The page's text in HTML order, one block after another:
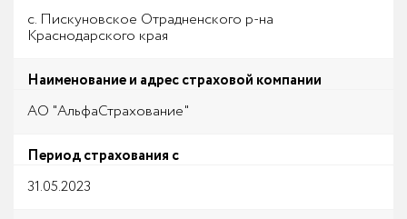
с. Пискуновское Отрадненского р-на
Краснодарского края
Наименование и адрес страховой компании
АО "АльфаСтрахование"
Период страхования с
31.05.2023